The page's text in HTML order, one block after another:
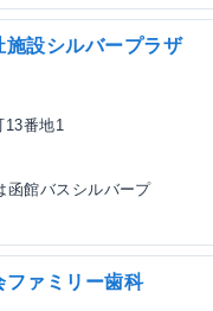
施設シルバープラザ
13番地1
函館バスシルバープ
ファミリー歯科